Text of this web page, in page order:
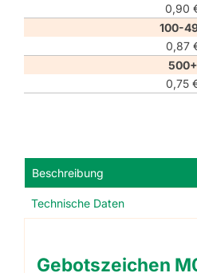
0,90
100-
0,87
500+
0,75
Beschreibung
Technische Daten
Gebotszeichen